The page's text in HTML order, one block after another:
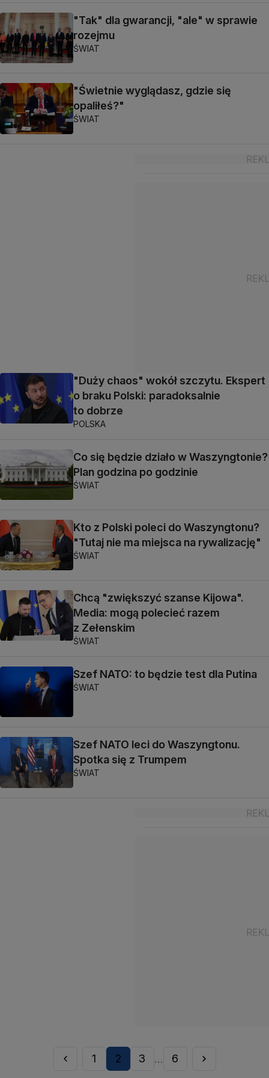
"Tak" dla gwarancji, "ale" w sprawie
rozejmu
ŚWIAT
"Świetnie wyglądasz, gdzie się
opaliłeś?"
ŚWIAT
"Duży chaos" wokół szczytu. Ekspert
o braku Polski: paradoksalnie
to dobrze
POLSKA
Co się będzie działo w Waszyngtonie?
Plan godzina po godzinie
ŚWIAT
Kto z Polski poleci do Waszyngtonu?
"Tutaj nie ma miejsca na rywalizację"
ŚWIAT
Chcą "zwiększyć szanse Kijowa".
Media: mogą polecieć razem
z Zełenskim
ŚWIAT
Szef NATO: to będzie test dla Putina
ŚWIAT
Szef NATO leci do Waszyngtonu.
Spotka się z Trumpem
ŚWIAT
1 2 3 ... 6